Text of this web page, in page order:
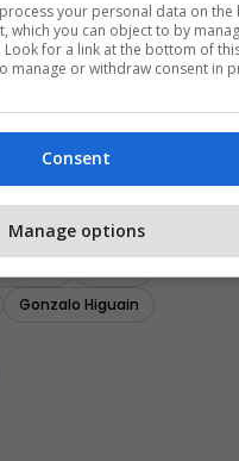
Gonzalo Higuain
your personal data on the
which you can object to by
for a link at the bottom of
manage or withdraw consent in
Consent
Manage options